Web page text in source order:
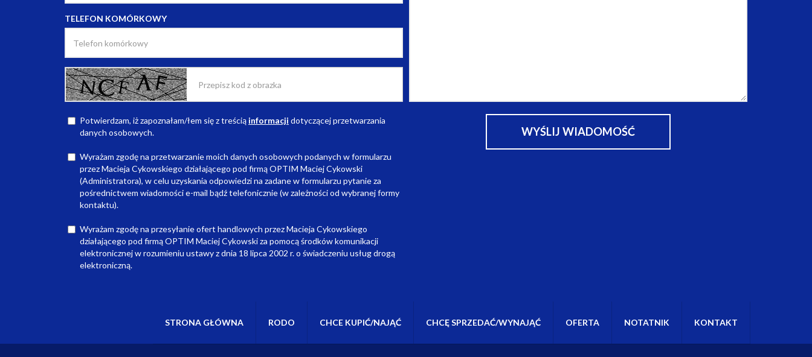
TELEFON KOMÓRKOWY
Potwierdzam, iż zapoznałam/łem się z treścią informacji dotyczącej przetwarzania
danych osobowych.
Wyrażam zgodę na przetwarzanie moich danych osobowych podanych w formularzu
przez Macieja Cykowskiego działającego pod firmą OPTIM Maciej Cykowski
(Administratora), w celu uzyskania odpowiedzi na zadane w formularzu pytanie za
pośrednictwem wiadomości e-mail bądź telefonicznie (w zależności od wybranej formy
kontaktu).
Wyrażam zgodę na przesyłanie ofert handlowych przez Macieja Cykowskiego
działającego pod firmą OPTIM Maciej Cykowski za pomocą środków komunikacji
elektronicznej w rozumieniu ustawy z dnia 18 lipca 2002 r. o świadczeniu usług drogą
elektroniczną.
STRONA GŁÓWNA RODO CHCE KUPIĆ/NAJĄĆ CHCĘ SPRZEDAĆ/WYNAJĄĆ OFERTA NOTATNIK KONTAKT